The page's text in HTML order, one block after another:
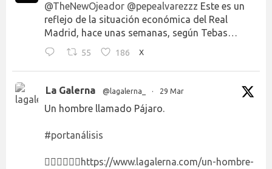
@TheNewOjeador @pepealvarezzz Este es un
reflejo de la situación económica del Real
Madrid, hace unas semanas, según Tebas…
55 186 X
La Galerna @lagalerna_ · 29 Mar
Un hombre llamado Pájaro.
#portanálisis
👉🏻👉🏻👉🏻 https://www.lagalerna.com/un-hombre-